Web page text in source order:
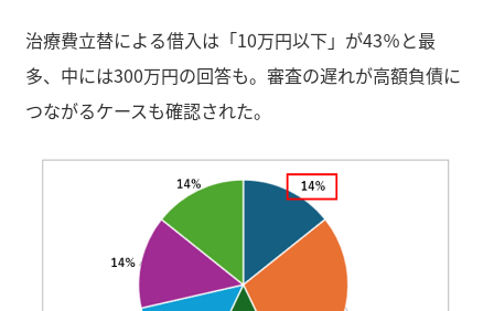
治療費立替による借入は「10万円以下」が43％と最
多、中には300万円の回答も。審査の遅れが高額負債に
つながるケースも確認された。